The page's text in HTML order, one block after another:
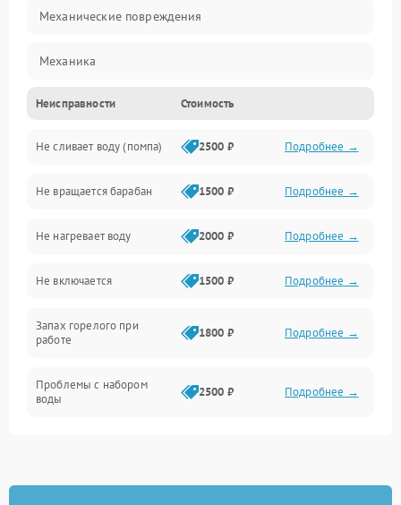
Механические повреждения
Механика
Электропитание
Водоснабжение
Слив
Программное обеспечение
Неисправности Стоимость
Не сливает воду (помпа) 2500 ₽ Подробнее →
Не вращается барабан 1500 ₽ Подробнее →
Не нагревает воду 2000 ₽ Подробнее →
Не включается 1500 ₽ Подробнее →
Запах горелого при
работе
1800 ₽ Подробнее →
Проблемы с набором
воды
2500 ₽ Подробнее →
Замена платы управления 2200 ₽ Подробнее →